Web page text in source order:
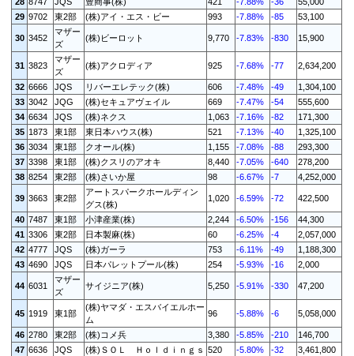
29 9702 東2部 (株)アイ・エス・ビー 993 -7.88% -85 53,100
30 3452
マザー
ズ
(株)ビーロット 9,770 -7.83% -830 15,900
31 3823
マザー
ズ
(株)アクロディア 925 -7.68% -77 2,634,200
32 6666 JQS リバーエレテック(株) 606 -7.48% -49
1,304,100
33 3042 JQG (株)セキュアヴェイル 669 -7.47% -54
555,600
34 6634 JQS (株)ネクス 1,063 -7.16% -82
171,300
35 1873 東1部 東日本ハウス(株) 521 -7.13% -40
1,325,100
36 3034 東1部 クオール(株) 1,155 -7.08% -88
293,300
37 3398 東1部 (株)クスリのアオキ 8,440 -7.05% -640
278,200
38 8254 東2部 (株)さいか屋 98 -6.67% -7 4,252,000
39 3663 東2部
アートスパークホールディン
グス(株)
1,020 -6.59% -72 422,500
40 7487 東1部 小津産業(株) 2,244 -6.50% -156
44,300
41 3306 東2部 日本製麻(株) 60 -6.25% -4
2,057,000
42 4777 JQS (株)ガーラ 753 -6.11% -49
1,188,300
43 4690 JQS 日本パレットプール(株) 254 -5.93% -16 2,000
44 6031
マザー
ズ
サイジニア(株) 5,250 -5.91% -330 47,200
45 1919 東1部
(株)ヤマダ・エスバイエルホー
ム
96 -5.88% -6 5,058,000
46 2780 東2部 (株)コメ兵 3,380 -5.85% -210
146,700
47 6636 JQS (株)ＳＯＬ Ｈｏｌｄｉｎｇｓ 520 -5.80% -32
3,461,800